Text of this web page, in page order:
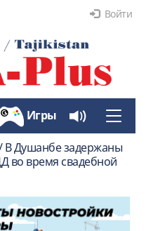
Войти
Toggle
Игры
В Душанбе задержаны
во время свадебной